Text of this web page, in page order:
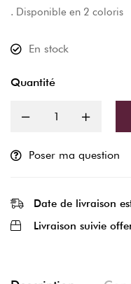
. Disponible en 2 coloris
En stock
Quantité
Poser ma question
Date de livraison
Livraison suivie